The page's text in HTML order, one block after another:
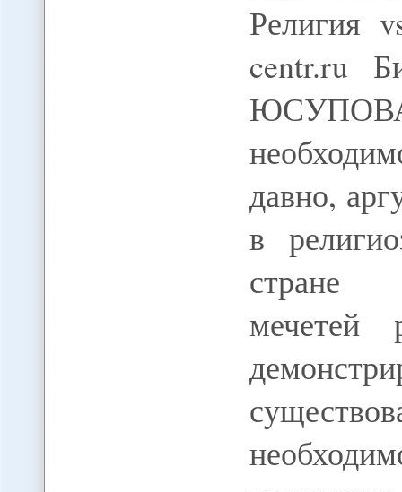
Религия
centr.ru
ЮСУПОВА
давно,
в
стране
мечетей